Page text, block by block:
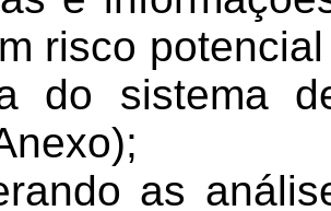
risco
do sistema
as